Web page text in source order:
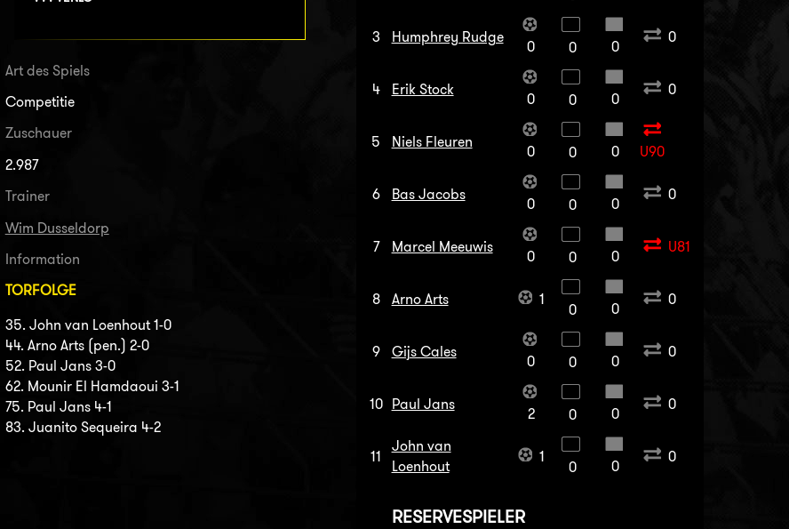
Art des Spiels
Competitie
Zuschauer
2.987
Trainer
Wim Dusseldorp
Information
TORFOLGE
35. John van Loenhout 1-0
44. Arno Arts (pen.) 2-0
52. Paul Jans 3-0
62. Mounir El Hamdaoui 3-1
75. Paul Jans 4-1
83. Juanito Sequeira 4-2
3 Humphrey Rudge
0 0 0
0
4 Erik Stock
0 0 0
0
5 Niels Fleuren
0 0 0 U90
6 Bas Jacobs
0 0 0
0
7 Marcel Meeuwis
0 0 0
U81
8 Arno Arts 1
0 0
0
9 Gijs Cales
0 0 0
0
10 Paul Jans
2 0 0
0
11
John van
Loenhout
1
0 0
0
RESERVESPIELER